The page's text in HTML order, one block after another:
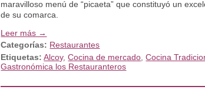
maravilloso menú de “picaeta” que constituyó un
de su comarca.
Leer más →
Categorías: Restaurantes
Etiquetas: Alcoy,Cocina de mercado ,Cocina
Gastronómica los Restauranteros